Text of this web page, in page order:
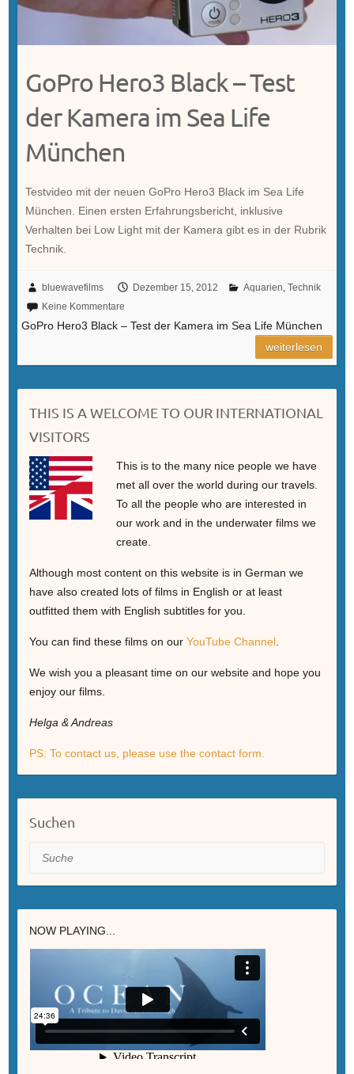
GoPro Hero3 Black – Test
der Kamera im Sea Life
München
Testvideo mit der neuen GoPro Hero3 Black im Sea Life
München. Einen ersten Erfahrungsbericht, inklusive
Verhalten bei Low Light mit der Kamera gibt es in der Rubrik
Technik.
bluewavefilms Dezember 15, 2012 Aquarien, Technik
Keine Kommentare
GoPro Hero3 Black – Test der Kamera im Sea Life München
weiterlesen
THIS IS A WELCOME TO OUR INTERNATIONAL
VISITORS
This is to the many nice people we have
met all over the world during our travels.
To all the people who are interested in
our work and in the underwater films we
create.
Although most content on this website is in German we
have also created lots of films in English or at least
outfitted them with English subtitles for you.
You can find these films on our YouTube Channel.
We wish you a pleasant time on our website and hope you
enjoy our films.
Helga & Andreas
PS: To contact us, please use the contact form.
Suchen
Suche
NOW PLAYING...